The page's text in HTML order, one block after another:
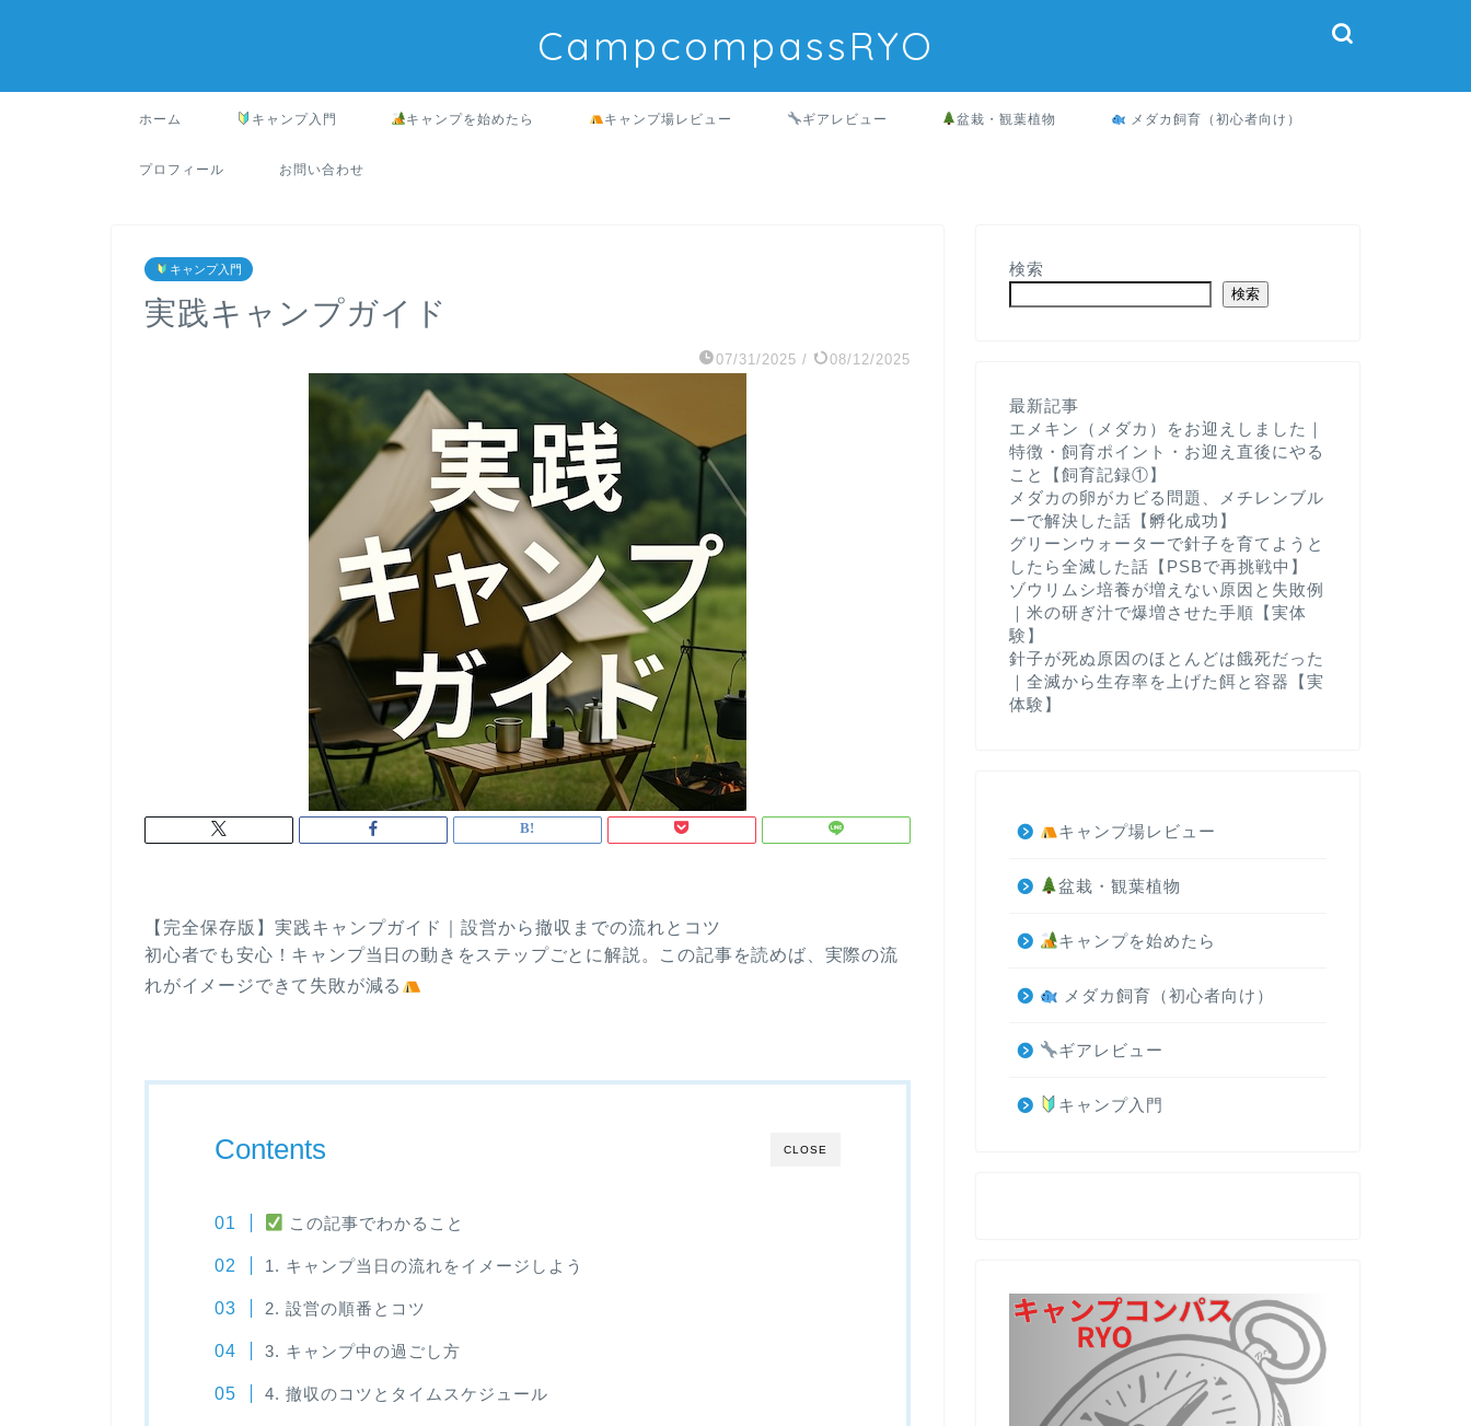
CampcompassRYO
ホーム キャンプ入門 キャンプを始めたら キャンプ場レビュー ギアレビュー 盆栽・観葉植物 メダカ飼育（初心者向け）
プロフィール お問い合わせ
キャンプ入門
実践キャンプガイド
07/31/2025 / 08/12/2025
【完全保存版】実践キャンプガイド｜設営から撤収までの流れとコツ
初心者でも安心！キャンプ当日の動きをステップごとに解説。この記事を読めば、実際の流
れがイメージできて失敗が減る
CLOSE
Contents
この記事でわかること
1. キャンプ当日の流れをイメージしよう
2. 設営の順番とコツ
3. キャンプ中の過ごし方
4. 撤収のコツとタイムスケジュール
検索
検索
最新記事
エメキン（メダカ）をお迎えしました｜
特徴・飼育ポイント・お迎え直後にやる
こと【飼育記録①】
メダカの卵がカビる問題、メチレンブル
ーで解決した話【孵化成功】
グリーンウォーターで針子を育てようと
したら全滅した話【PSBで再挑戦中】
ゾウリムシ培養が増えない原因と失敗例
｜米の研ぎ汁で爆増させた手順【実体
験】
針子が死ぬ原因のほとんどは餓死だった
｜全滅から生存率を上げた餌と容器【実
体験】
キャンプ場レビュー
盆栽・観葉植物
キャンプを始めたら
メダカ飼育（初心者向け）
ギアレビュー
キャンプ入門